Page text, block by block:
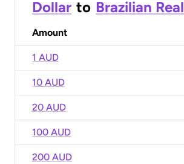
Dollar to Brazilian Real
Amount
1 AUD
10 AUD
20 AUD
100 AUD
200 AUD